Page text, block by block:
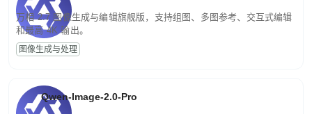
万相 2.7 图像生成与编辑旗舰版，支持组图、多图参考、交互式编辑
和最高 4K 输出。
图像生成与处理
Qwen-Image-2.0-Pro